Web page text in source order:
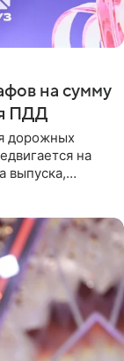
на сумму
ПДД
дорожных
на
выпуска,